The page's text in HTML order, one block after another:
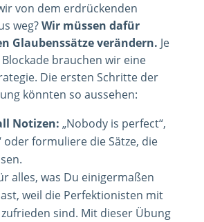
von dem erdrückenden
weg?Wir müssen dafür
Glaubenssätze verändern. Je
brauchen wir eine
Die ersten Schritte der
könnten so aussehen:
Notizen: „Nobody is perfect“,
oder formuliere die Sätze, die
alles, was Du einigermaßen
weil die Perfektionisten mit
sind. Mit dieser Übung